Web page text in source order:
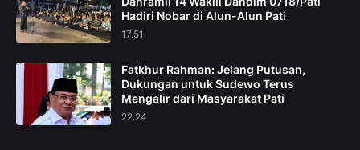
Hadiri Nobar di Alun-Alun Pati
17.51
Fatkhur Rahman: Jelang Putusan,
Dukungan untuk Sudewo Terus
Mengalir dari Masyarakat Pati
22.24